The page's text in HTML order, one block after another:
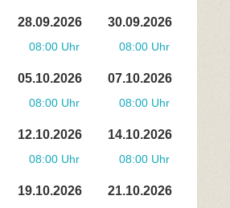
28.09.2026
08:00 Uhr
30.09.2026
08:00 Uhr
05.10.2026
08:00 Uhr
07.10.2026
08:00 Uhr
12.10.2026
08:00 Uhr
14.10.2026
08:00 Uhr
19.10.2026 21.10.2026